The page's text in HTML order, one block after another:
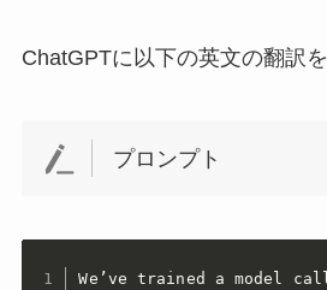
ChatGPTに以下の英文の翻訳
プロンプト
We’ve trained a model